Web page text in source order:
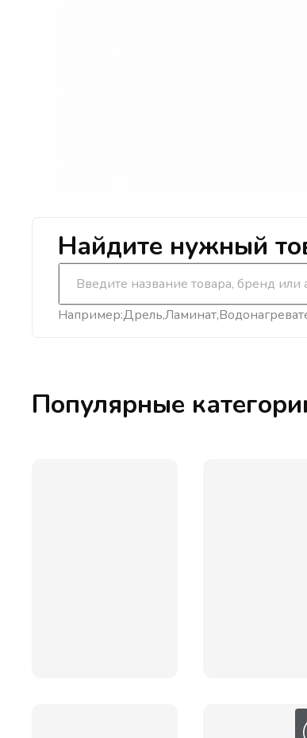
Найдите нужный
Например:ДрельЛаминат
Популярные